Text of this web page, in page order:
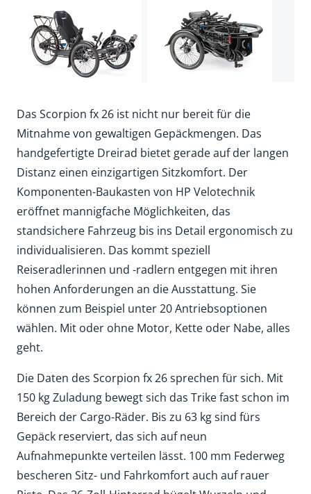
Das Scorpion fx 26 ist nicht nur bereit für die
Mitnahme von gewaltigen Gepäckmengen. Das
handgefertigte Dreirad bietet gerade auf der langen
Distanz einen einzigartigen Sitzkomfort. Der
Komponenten-Baukasten von HP Velotechnik
eröffnet mannigfache Möglichkeiten, das
standsichere Fahrzeug bis ins Detail ergonomisch zu
individualisieren. Das kommt speziell
Reiseradlerinnen und -radlern entgegen mit ihren
hohen Anforderungen an die Ausstattung. Sie
können zum Beispiel unter 20 Antriebsoptionen
wählen. Mit oder ohne Motor, Kette oder Nabe, alles
geht.
Die Daten des Scorpion fx 26 sprechen für sich. Mit
150 kg Zuladung bewegt sich das Trike fast schon im
Bereich der Cargo-Räder. Bis zu 63 kg sind fürs
Gepäck reserviert, das sich auf neun
Aufnahmepunkte verteilen lässt. 100 mm Federweg
bescheren Sitz- und Fahrkomfort auch auf rauer